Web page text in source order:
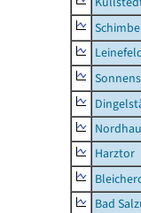
Harztor
Bad